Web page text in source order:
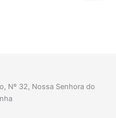
Nº 32, Nossa Senhora do